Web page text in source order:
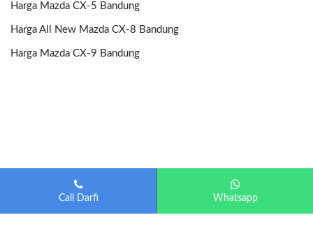
Harga Mazda CX-5 Bandung
Harga All New Mazda CX-8 Bandung
Harga Mazda CX-9 Bandung
Mazda Bandung Otomotif-Bandung.com
Call Darfi Whatsapp